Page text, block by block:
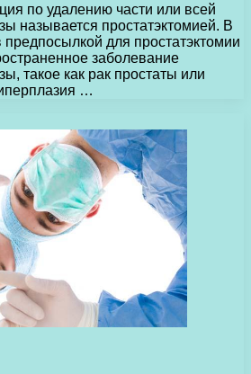
по удалению части или всей
называется простатэктомией. В
для простатэктомии
заболевание
такое как рак простаты или
…